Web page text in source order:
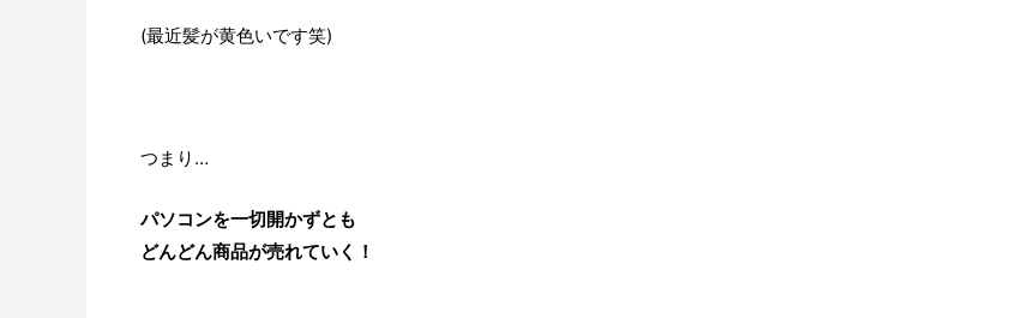
(最近髪が黄色いです笑)
つまり…
パソコンを一切開かずとも
どんどん商品が売れていく！